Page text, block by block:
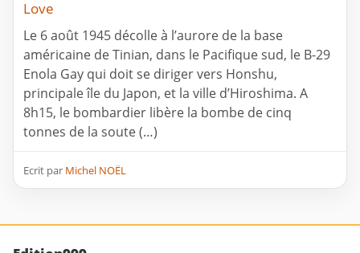
Love
Le 6 août 1945 décolle à l’aurore de la base
américaine de Tinian, dans le Pacifique sud, le B-29
Enola Gay qui doit se diriger vers Honshu,
principale île du Japon, et la ville d’Hiroshima. A
8h15, le bombardier libère la bombe de cinq
tonnes de la soute (…)
Ecrit par Michel NOËL